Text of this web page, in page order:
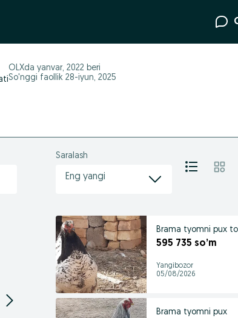
OLXda yanvar, 2022 beri
So'nggi faollik 28-iyun, 2025
Saralash
Eng yangi
Brama tyomni pux
595 735 so’m
Yangibozor
05/08/2026
Brama tyomni pux